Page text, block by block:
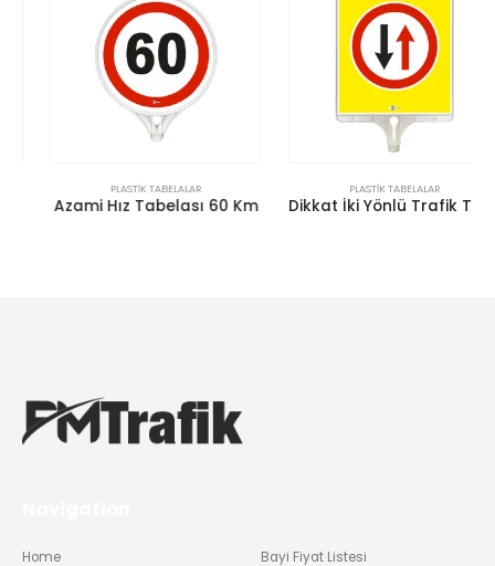
PLASTIK TABELALAR
Azami Hız Tabelası 60 Km
PLASTIK TABELALAR
Dikkat İki Yönlü Trafik Tabelası
Home Bayi Fiyat Listesi